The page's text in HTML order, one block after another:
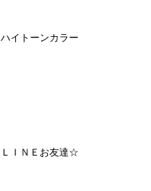
ハイトーンカラー
ＬＩＮＥお友達☆